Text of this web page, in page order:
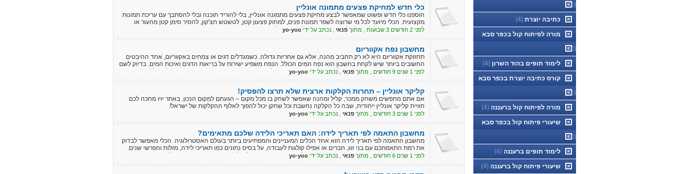
(4)
כתיבה יוצרת (4)
מורה לפיתוח קול בכפר סבא
(4)
לימוד תופים בהוד השרון (4)
קורס כתיבה יוצרת בכפר סבא
(4)
מורה לפיתוח קול ברעננה (4)
שיעורי פיתוח קול בכפר סבא
(4)
לימוד תופים ברעננה (4)
שיעורי פיתוח קול ברעננה (4)
כלי חדש למחיקת פצעים מתמונה אונליין
הוספנו כלי חדש ופשוט שמאפשר לבצע מחיקת פצעים מתמונה אונליין, בלי להוריד תוכנה ובלי להסתבך עם עריכת תמונות
מקצועית. הכלי מיועד לכל מי שרוצה לשפר תמונת פנים, למחוק פצעון קטן, לטשטש חצ'קון, להסיר סימן קטן מהעור או
לנקות תמונת פרופיל לפני ששולחים אותה או מעלים אותה לרשת.
לפני 2 חודשים 3 שבועות , מתוך פנאי , נכתב על ידי yo-yoo
מחשבון נפח אקווריום
תחזוקת אקווריום היא לא רק תחביב מהנה, אלא גם אחריות גדולה. כשמגדלים דגים או צמחים באקווריום, אחד ההיבטים
החשובים ביותר שיש לקחת בחשבון הוא נפח המים הכולל. הנפח משפיע ישירות על בריאות הדגים ואיכות המים. בדיוק לשם
כך נוצר "מחשבון נפח אקווריום", כלי פשוט אך עוצמתי שעוזר לחשב במדויק את נפח המים באקווריום שלכם, ללא מאמץ
מיותר.
לפני 1 שנים 9 חודשים , מתוך פנאי , נכתב על ידי yo-yoo
קליקר אונליין – תחרות הקלקות ארצית שלא תרצו להפסיק!
אם אתם מחפשים משחק ממכר, קליל ומהנה שאפשר לשחק בו מכל מקום – הגעתם למקום הנכון. באתר יויו מחכה לכם
חוויית קליקר אונליין ייחודית, שבה כל הקלקה נחשבת וכל שחקן יכול להפוך לאלוף ההקלקות של ישראל!
לפני 1 שנים 3 חודשים , מתוך פנאי , נכתב על ידי yo-yoo
מחשבון התאמה לפי תאריך לידה: האם תאריכי הלידה שלכם מתאימים?
מחשבון התאמה לפי תאריך לידה הוא אחד הכלים המעניינים והמפתיעים ביותר בעולם האסטרולוגיה. הכלי מאפשר לבדוק
את רמת התאמתכם עם בני זוג, חברים או אפילו קולגות לעבודה, על בסיס נתונים כמו תאריכי לידה, מזלות והפרשי שנים.
באמצעות אלגוריתמים מתקדמים ושיטות אסטרולוגיות מסורתיות, ניתן לקבל תוצאה מדויקת ומהירה על אחוזי ההתאמה
שלכם.
לפני 1 שנים 6 חודשים , מתוך פנאי , נכתב על ידי yo-yoo